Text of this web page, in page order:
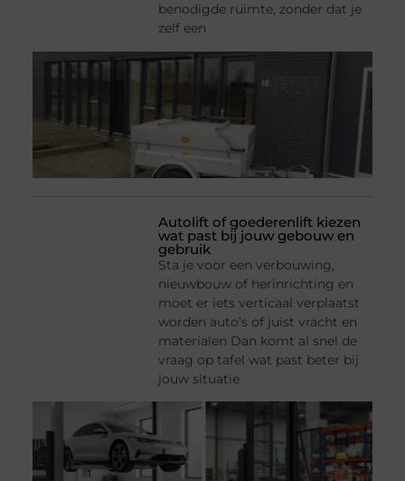
benodigde ruimte, zonder dat je
zelf een
Autolift of goederenlift kiezen
wat past bij jouw gebouw en
gebruik
Sta je voor een verbouwing,
nieuwbouw of herinrichting en
moet er iets verticaal verplaatst
worden auto’s of juist vracht en
materialen Dan komt al snel de
vraag op tafel wat past beter bij
jouw situatie